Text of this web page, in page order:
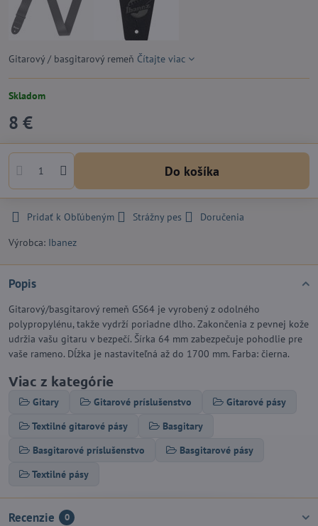
Gitarový / basgitarový remeň Čítajte viac
Skladom
8 €
Do košíka
Pridať k Obľúbeným Strážny pes
Doručenia
Výrobca: Ibanez
Popis
Gitarový/basgitarový remeň GS64 je vyrobený z odolného
polypropylénu, takže vydrží poriadne dlho. Zakončenia z pevnej kože
udržia vašu gitaru v bezpečí. Šírka 64 mm zabezpečuje pohodlie pre
vaše rameno. Dĺžka je nastaviteľná až do 1700 mm. Farba: čierna.
Viac z kategórie
Gitary Gitarové príslušenstvo
Gitarové pásy
Textilné gitarové pásy
Basgitary
Basgitarové príslušenstvo
Basgitarové pásy
Textilné pásy
Recenzie 0